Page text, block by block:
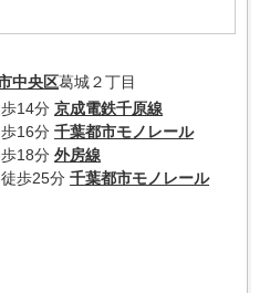
中央区葛城２丁目
14分 京成電鉄千原線
16分 千葉都市モノレール
18分 外房線
徒歩25分 千葉都市モノレール